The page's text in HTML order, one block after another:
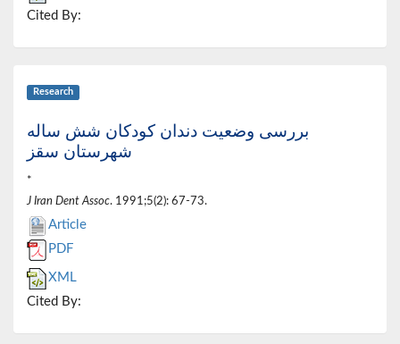
Cited By:
Research
بررسی وضعیت دندان کودکان شش ساله
شهرستان سقز
*
J Iran Dent Assoc. 1991;5(2): 67-73.
Article
PDF
XML
Cited By: